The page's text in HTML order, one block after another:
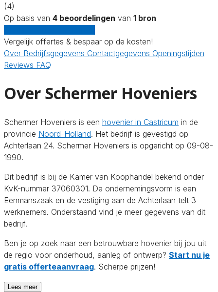
(4)
Op basis van 4 beoordelingen van 1 bron
Vergelijk offertes & bespaar op de kosten!
Over Bedrijfsgegevens Contactgegevens Openingstijden
Reviews FAQ
Over Schermer Hoveniers
Schermer Hoveniers is een hovenier in Castricum in de
provincie Noord-Holland. Het bedrijf is gevestigd op
Achterlaan 24. Schermer Hoveniers is opgericht op 09-08-
1990.
Dit bedrijf is bij de Kamer van Koophandel bekend onder
KvK-nummer 37060301. De ondernemingsvorm is een
Eenmanszaak en de vestiging aan de Achterlaan telt 3
werknemers. Onderstaand vind je meer gegevens van dit
bedrijf.
Ben je op zoek naar een betrouwbare hovenier bij jou uit
de regio voor onderhoud, aanleg of ontwerp? Start nu je
gratis offerteaanvraag. Scherpe prijzen!
Lees meer